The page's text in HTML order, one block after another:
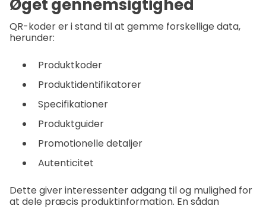
Øget gennemsigtighed
QR-koder er i stand til at gemme forskellige data,
herunder:
Produktkoder
Produktidentifikatorer
Specifikationer
Produktguider
Promotionelle detaljer
Autenticitet
Dette giver interessenter adgang til og mulighed for
at dele præcis produktinformation. En sådan